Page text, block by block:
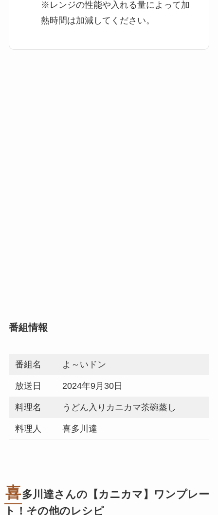
※レンジの性能や入れる量によって加
熱時間は加減してください。
番組情報
番組名 よ～いドン
放送日 2024年9月30日
料理名 うどん入りカニカマ茶碗蒸し
料理人 喜多川達
喜多川達さんの【カニカマ】ワンプレー
ト！その他のレシピ